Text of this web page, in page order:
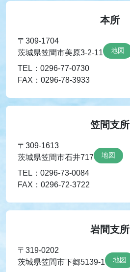
本所
〒309-1704
茨城県笠間市美原3-2-11
地図
TEL：0296-77-0730
FAX：0296-78-3933
笠間支所
〒309-1613
茨城県笠間市石井717
地図
TEL：0296-73-0084
FAX：0296-72-3722
岩間支所
〒319-0202
茨城県笠間市下郷5139-1
地図